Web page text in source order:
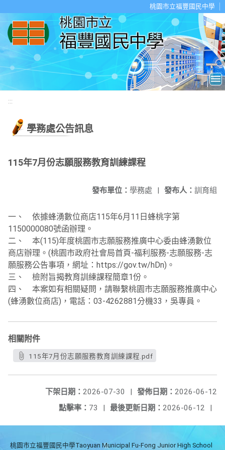
桃園市立福豐國民中學
:::
學務處公告訊息
115年7月份志願服務教育訓練課程
發布人： 訓育組
發布單位： 學務處 |
一、 依據蜂湧數位商店115年6月11日蜂桃字第
1150000080號函辦理。
二、 本(115)年度桃園市志願服務推廣中心委由蜂湧數位
商店辦理。(桃園市政府社會局首頁-福利服務-志願服務-志
願服務公告事項，網址：https://gov.tw/hDn)。
三、 檢附旨揭教育訓練課程簡章1份。
四、 本案如有相關疑問，請聯繫桃園市志願服務推廣中心
(蜂湧數位商店)，電話：03-4262881分機33，吳專員。
相關附件
115年7月份志願服務教育訓練課程.pdf
發佈日期： 2026-06-12
下架日期： 2026-07-30
|
最後更新日期： 2026-06-12 |
點擊率： 73 |
桃園市立福豐國民中學Taoyuan Municipal Fu-Fong Junior High School